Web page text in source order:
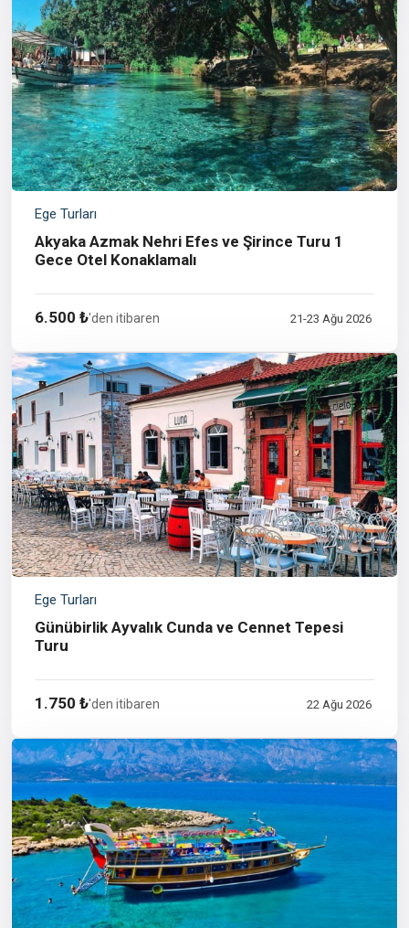
Ege Turları
Akyaka Azmak Nehri Efes ve Şirince Turu 1
Gece Otel Konaklamalı
6.500 ₺'den itibaren 21-23 Ağu 2026
Ege Turları
Günübirlik Ayvalık Cunda ve Cennet Tepesi
Turu
1.750 ₺'den itibaren 22 Ağu 2026